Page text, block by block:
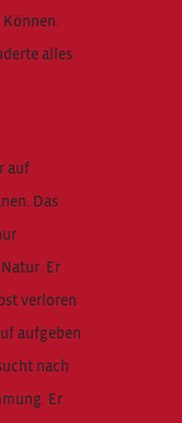
alles
auf
Das
Er
verloren
aufgeben
nach
Er